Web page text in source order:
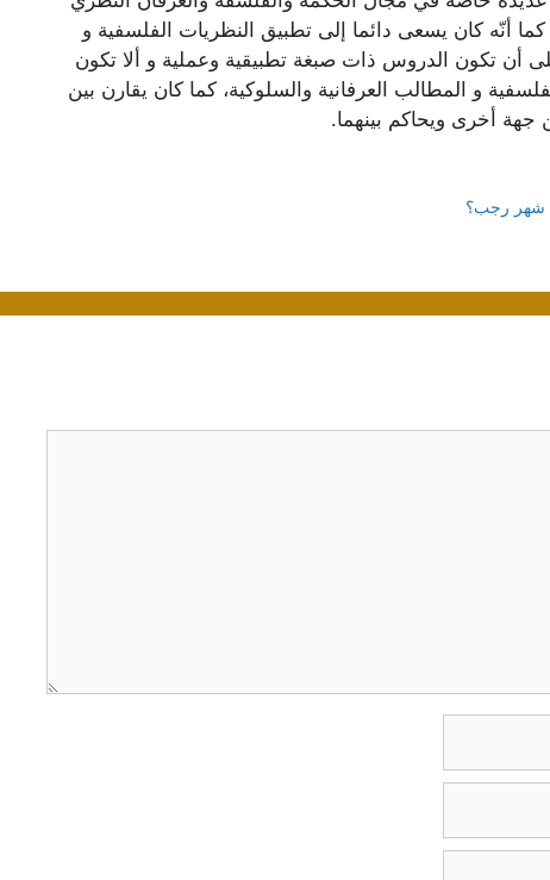
أنّه كان يسعى دائما إلى تطبيق النظريات الفلسفية و
أن تكون الدروس ذات صبغة تطبيقية وعملية و ألا تكون
و المطالب العرفانية والسلوكية، كما كان يقارن بين
جهة أخرى ويحاكم بينهما.
شهر رجب؟